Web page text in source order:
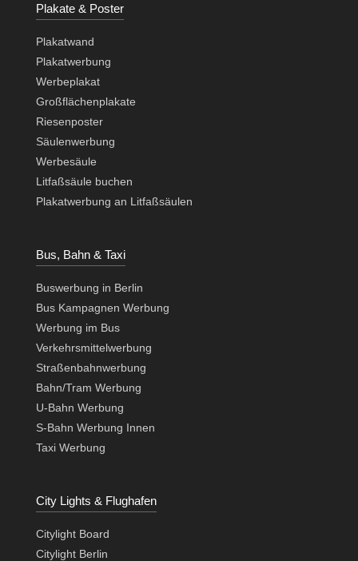
Plakate & Poster
Plakatwand
Plakatwerbung
Werbeplakat
Großflächenplakate
Riesenposter
Säulenwerbung
Werbesäule
Litfaßsäule buchen
Plakatwerbung an Litfaßsäulen
Bus, Bahn & Taxi
Buswerbung in Berlin
Bus Kampagnen Werbung
Werbung im Bus
Verkehrsmittelwerbung
Straßenbahnwerbung
Bahn/Tram Werbung
U-Bahn Werbung
S-Bahn Werbung Innen
Taxi Werbung
City Lights & Flughafen
Citylight Board
Citylight Berlin